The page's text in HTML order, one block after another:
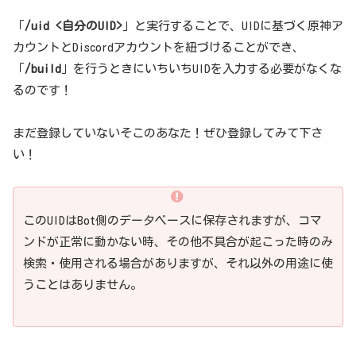
「 /uid <自分のUID> 」と実行することで、UIDに基づく原神ア
カウントとDiscordアカウントを紐づけることができ、
「 /build 」を行うときにいちいちUIDを入力する必要がなくな
るのです！
まだ登録していないそこのあなた！ぜひ登録してみて下さ
い！
このUIDはBot側のデータベースに保存されますが、コマ
ンドが正常に動かない時、その他不具合が起こった時のみ
検索・使用される場合がありますが、それ以外の用途に使
うことはありません。